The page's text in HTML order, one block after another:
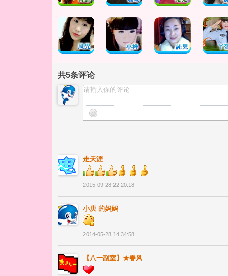
共5条评论
走天涯
2015-09-28 22:20:18
小庚 的妈妈
2014-05-28 14:34:58
【八一副室】★春风